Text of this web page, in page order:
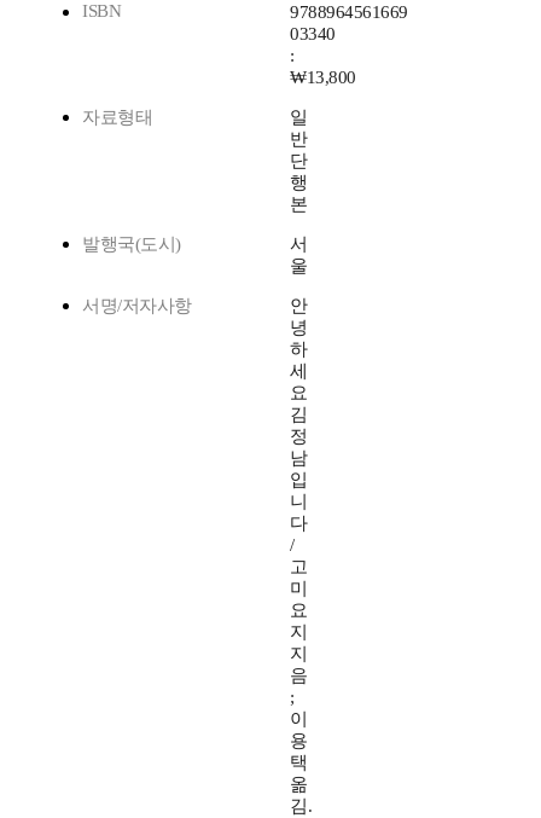
ISBN
9788964561669
03340
:
₩13,800
자료형태
일
반
단
행
본
발행국(도시)
서
울
서명/저자사항
안
녕
하
세
요
김
정
남
입
니
다
/
고
미
요
지
지
음
;
이
용
택
옮
김.